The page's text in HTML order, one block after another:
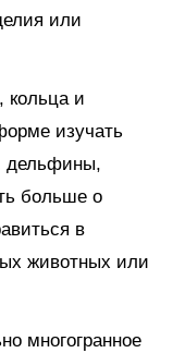
или
кольца и
изучать
дельфины,
больше о
в
животных или
многогранное